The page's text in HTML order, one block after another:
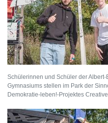
Schülerinnen und Schüler der
Gymnasiums stellen im Park der
Demokratie-leben!-Projektes